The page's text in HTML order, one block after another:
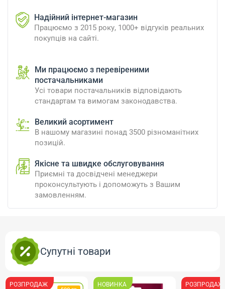
Надійний інтернет-магазин
Працюємо з 2015 року, 1000+ відгуків реальних
покупців на сайті.
Ми працюємо з перевіреними
постачальниками
Усі товари постачальників відповідають
стандартам та вимогам законодавства.
Великий асортимент
В нашому магазині понад 3500 різноманітних
позицій.
Якісне та швидке обслуговування
Приємні та досвідчені менеджери
проконсультують і допоможуть з Вашим
замовленням.
Супутні товари
РОЗПРОДАЖ НОВИНКА РОЗПРОДАЖ